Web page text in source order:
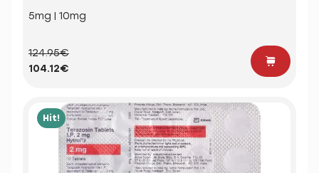
5mg | 10mg
124.95€
104.12€
Hit!